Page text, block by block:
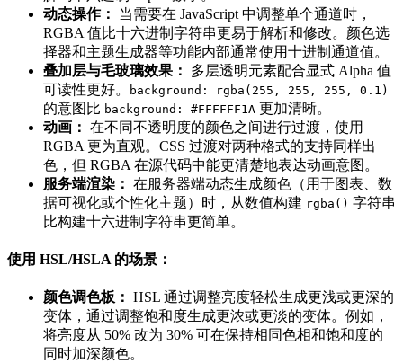
动态操作：
当需要在 JavaScript 中调整单个通道时，
RGBA 值比十六进制字符串更易于解析和修改。颜色选
择器和主题生成器等功能内部通常使用十进制通道值。
叠加层与毛玻璃效果：
多层透明元素配合显式 Alpha 值
可读性更好。
background: rgba(255, 255, 255, 0.1)
的意图比 background: #FFFFFF1A 更加清晰。
动画： 在不同不透明度的颜色之间进行过渡，使用
RGBA 更为直观。CSS 过渡对两种格式的支持同样出
色，但 RGBA 在源代码中能更清楚地表达动画意图。
服务端渲染： 在服务器端动态生成颜色（用于图表、数
据可视化或个性化主题）时，从数值构建 rgba() 字符串
比构建十六进制字符串更简单。
使用 HSL/HSLA 的场景：
颜色调色板： HSL 通过调整亮度轻松生成更浅或更深的
变体，通过调整饱和度生成更浓或更淡的变体。例如，
将亮度从 50% 改为 30% 可在保持相同色相和饱和度的
同时加深颜色。